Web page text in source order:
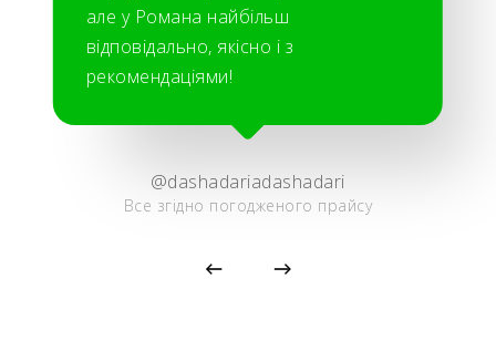
але у Романа найбільш
відповідально, якісно і з
рекомендаціями!
@dashadariadashadari
Все згідно погодженого прайсу